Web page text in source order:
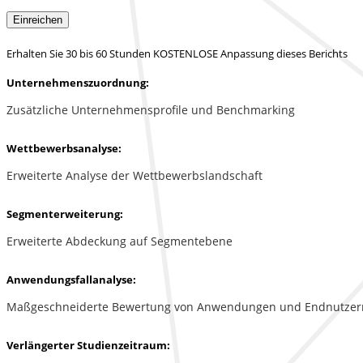
Einreichen
Erhalten Sie 30 bis 60 Stunden KOSTENLOSE Anpassung dieses Berichts
Unternehmenszuordnung:
Zusätzliche Unternehmensprofile und Benchmarking
Wettbewerbsanalyse:
Erweiterte Analyse der Wettbewerbslandschaft
Segmenterweiterung:
Erweiterte Abdeckung auf Segmentebene
Anwendungsfallanalyse:
Maßgeschneiderte Bewertung von Anwendungen und
Verlängerter Studienzeitraum: